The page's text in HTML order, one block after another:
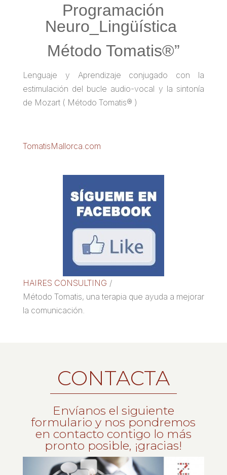
Programación
Neuro_Lingüística
Método Tomatis®”
Lenguaje y Aprendizaje conjugado con la
estimulación del bucle audio-vocal y la sintonía
de Mozart ( Método Tomatis® )
TomatisMallorca.com
HAIRES CONSULTING /
Método Tomatis, una terapia que ayuda a mejorar
la comunicación.
CONTACTA
Envíanos el siguiente
formulario y nos pondremos
en contacto contigo lo más
pronto posible, ¡gracias!